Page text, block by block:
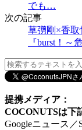
でも…
次の記事
草彅剛×香取
『burst！～
提携メディア：
COCONUTSは下
Googleニュース／